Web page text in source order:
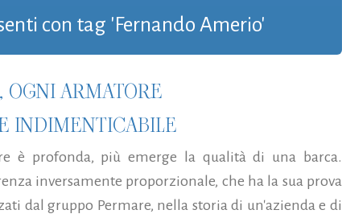
con tag 'Fernando Amerio'
OGNI ARMATORE
INDIMENTICABILE
è profonda, più emerge la qualità di una barca.
inversamente proporzionale, che ha la sua prova
dal gruppo Permare, nella storia di un'azienda e di